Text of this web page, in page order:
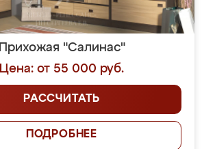
Прихожая "Салинас"
Цена: от 55 000 руб.
РАССЧИТАТЬ
ПОДРОБНЕЕ